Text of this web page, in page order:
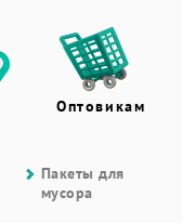
Оптовикам
Пакеты для
мусора